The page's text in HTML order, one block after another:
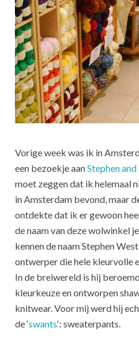
Vorige week was ik in
een bezoekje aanStephen
moet zeggen dat ik helemaal
in Amsterdam bevond, maar
ontdekte dat ik er gewoon
de naam van deze wolwinkel
kennen de naam Stephen
ontwerper die hele kleurvolle
In de breiwereld is hij
kleurkeuze en ontworpen
knitwear. Voor mij werd hij
de ‘swants‘: sweaterpants.